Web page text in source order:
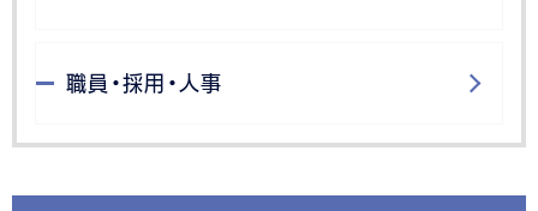
職員・採用・人事